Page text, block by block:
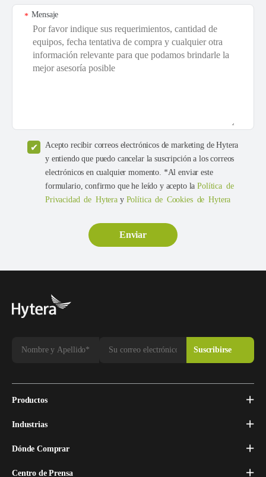
Mensaje
*
Acepto recibir correos electrónicos de marketing de Hytera
y entiendo que puedo cancelar la suscripción a los correos
electrónicos en cualquier momento. *Al enviar este
formulario, confirmo que he leído y acepto laPolítica de
Privacidad de Hytera y Política de Cookies de Hytera
Productos
Industrias
Dónde Comprar
Centro de Prensa